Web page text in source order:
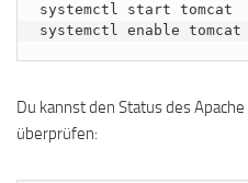
systemctl start tomcat
systemctl enable tomcat
Du kannst den Status des
überprüfen: